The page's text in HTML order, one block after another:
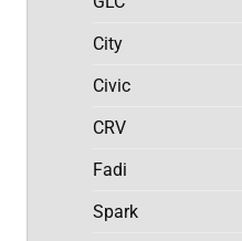
City
Civic
CRV
Fadi
Spark